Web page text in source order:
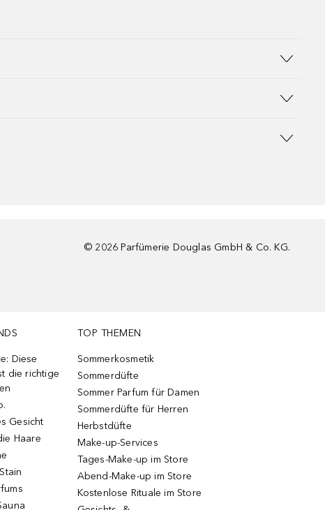
© 2026 Parfümerie Douglas GmbH & Co. KG.
Diese
die richtige
Gesicht
Haare
TOP THEMEN
Sommerkosmetik
Sommerdüfte
Sommer Parfum für Damen
Sommerdüfte für Herren
Herbstdüfte
Make-up-Services
Tages-Make-up im Store
Abend-Make-up im Store
Kostenlose Rituale im Store